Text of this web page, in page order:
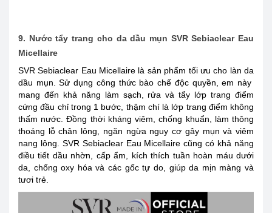
9. Nước tẩy trang cho da dầu mụn SVR Sebiaclear Eau
Micellaire
SVR Sebiaclear Eau Micellaire là sản phẩm tối ưu cho làn da
dầu mụn. Sử dụng công thức bào chế độc quyền, em này
mang đến khả năng làm sạch, rửa và tẩy lớp trang điểm
cứng đầu chỉ trong 1 bước, thậm chí là lớp trang điểm không
thấm nước. Đồng thời kháng viêm, chống khuẩn, làm thông
thoáng lỗ chân lông, ngăn ngừa nguy cơ gây mụn và viêm
nang lông. SVR Sebiaclear Eau Micellaire cũng có khả năng
điều tiết dầu nhờn, cấp ẩm, kích thích tuần hoàn máu dưới
da, chống oxy hóa và các gốc tự do, giúp da mịn màng và
tươi trẻ.